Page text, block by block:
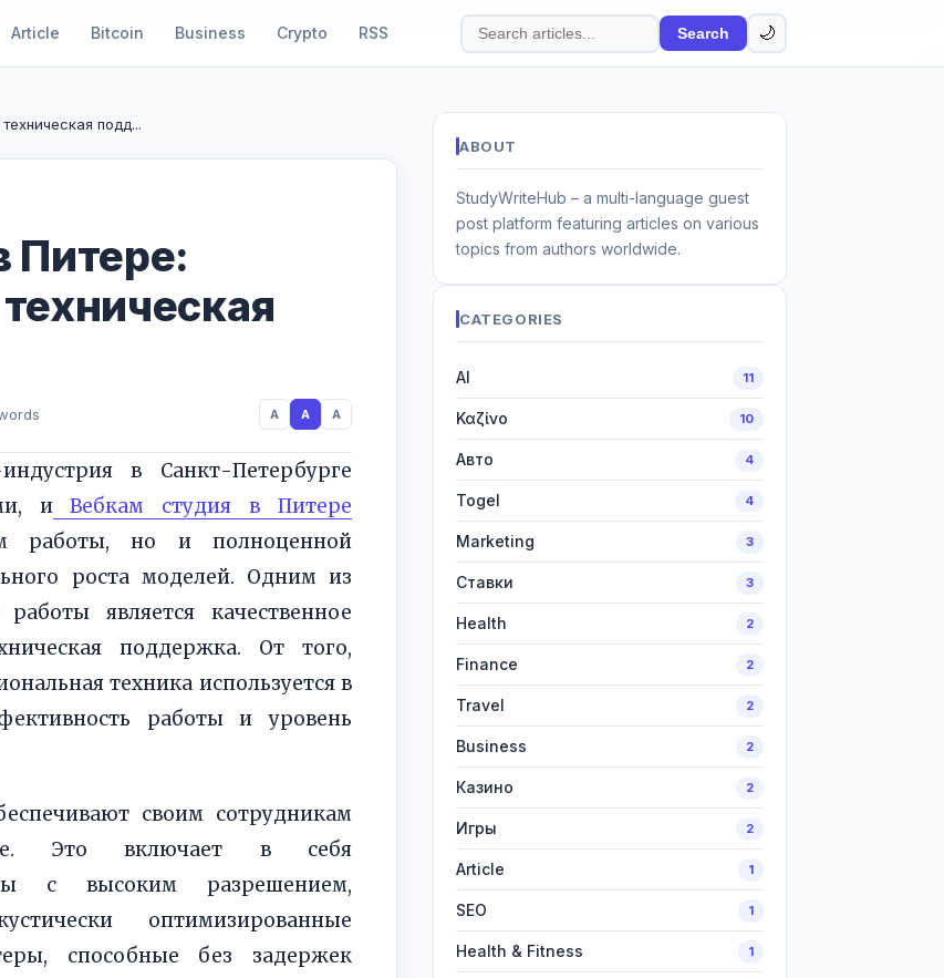
Article Bitcoin Business Crypto RSS
Search
articles
Search 🌙
подд...
Питере:
A A A
в Санкт-Петербурге
иВебкам студия в Питере
работы, но и полноценной
роста моделей. Одним из
является качественное
поддержка. От того,
техника используется в
работы и уровень
своим сотрудникам
Это включает в себя
с высоким разрешением,
оптимизированные
способные без задержек
ABOUT
StudyWriteHub – a multi-language guest
post platform featuring articles on various
topics from authors worldwide.
CATEGORIES
AI 11
Καζίνο 10
Авто 4
Togel 4
Marketing 3
Ставки 3
Health 2
Finance 2
Travel 2
Business 2
Казино 2
Игры 2
Article 1
SEO 1
Health & Fitness 1